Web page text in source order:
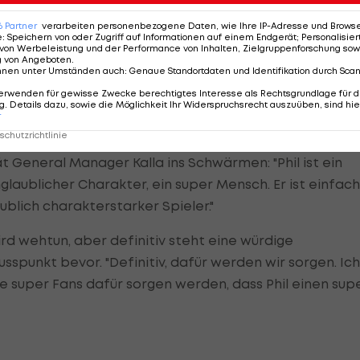
meine Karriere vor den Caps-Supportern in
zur Legende. Der 40-jährige Wiener und
Capitals und blieb dem Klub bis auf einen kurzen
insgesamt 844 Liga-Spiele für seinen
General Manager Kalla ins Schwärmen: "Phil ist ein
Charakter, ein super Mensch. Er ist einfach
charakterstarker Spieler."
wehtun, aber definitiv steht eine würdige
bevor. "Definitiv, dafür werden wir sorgen. Ich
super Fans dafür sorgen werden, dass Phil einen
Partner verarbeiten personenbezogene Daten, wie Ihre IP-Adresse und
: Speichern von oder Zugriff auf Informationen auf einem Endgerät;
Werbeleistung und der Performance von Inhalten, Zielgruppenforschung
von Angeboten.
unter Umständen auch: Genaue Standortdaten und Identifikation durch
für gewisse Zwecke berechtigtes Interesse als Rechtsgrundlage für
Details dazu, sowie die Möglichkeit Ihr Widerspruchsrecht auszuüben, sind